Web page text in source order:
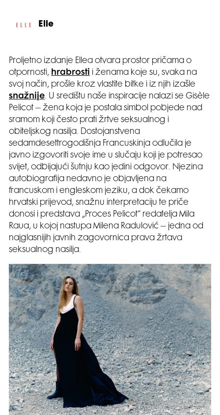
Elle
Proljetno izdanje Ellea otvara prostor pričama o
otpornosti, hrabrosti
i ženama koje su, svaka na
svoj način, prošle kroz vlastite bitke i iz njih izašle
snažnije. U središtu naše inspiracije nalazi se Gisèle
Pelicot – žena koja je postala simbol pobjede nad
sramom koji često prati žrtve seksualnog i
obiteljskog nasilja. Dostojanstvena
sedamdesettrogodišnja Francuskinja odlučila je
javno izgovoriti svoje ime u slučaju koji je potresao
svijet, odbijajući šutnju kao jedini odgovor. Njezina
autobiografija nedavno je objavljena na
francuskom i engleskom jeziku, a dok čekamo
hrvatski prijevod, snažnu interpretaciju te priče
donosi i predstava „Proces Pelicot“ redatelja Mila
Raua, u kojoj nastupa Milena Radulović – jedna od
najglasnijih javnih zagovornica prava žrtava
seksualnog nasilja.